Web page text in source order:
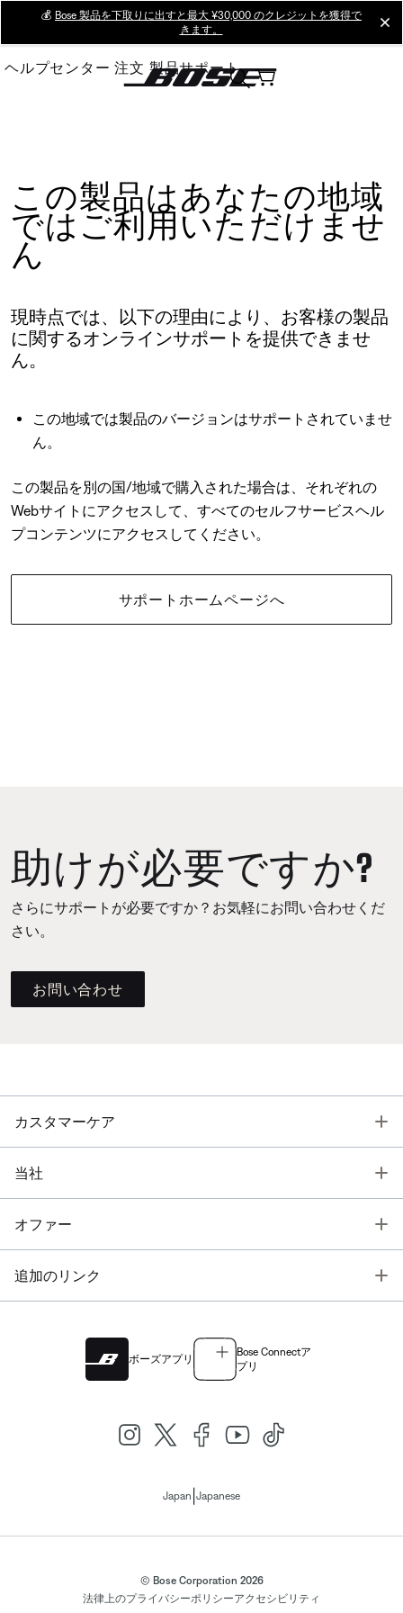
Main
💰 Bose 製品を下取りに出すと最大 ¥30,000 のクレジットを獲得で
きます。
ヘルプセンター 注文 製品サポート
この製品はあなたの地域
ではご利用いただけませ
ん
現時点では、以下の理由により、お客様の製品
に関するオンラインサポートを提供できませ
ん。
この地域では製品のバージョンはサポートされていませ
ん。
この製品を別の国/地域で購入された場合は、それぞれの
Webサイトにアクセスして、すべてのセルフサービスヘル
プコンテンツにアクセスしてください。
サポートホームページへ
助けが必要ですか?
さらにサポートが必要ですか？お気軽にお問い合わせくだ
さい。
お問い合わせ
カスタマーケア
当社
オファー
追加のリンク
ボーズアプリ
Bose Connectア
プリ
Japan Japanese
© Bose Corporation 2026
法律上のプライバシーポリシーアクセシビリティ